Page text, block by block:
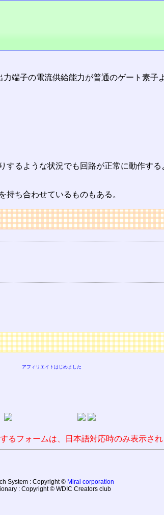
端子の電流供給能力が普通のゲート素子
るような状況でも回路が正常に動作す
持ち合わせているものもある。
アフィリエイトはじめました
るフォームは、日本語対応時のみ表示さ
System : Copyright © Mirai corporation
: Copyright © WDIC Creators club